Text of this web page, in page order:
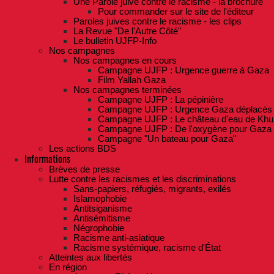
Pour commander sur le site de l'éditeur
Paroles juives contre le racisme - les clips
La Revue "De l'Autre Côté"
Le bulletin UJFP-Info
Nos campagnes
Nos campagnes en cours
Campagne UJFP : Urgence guerre à Gaza
Film Yallah Gaza
Nos campagnes terminées
Campagne UJFP : La pépinière
Campagne UJFP : Urgence Gaza déplacés
Campagne UJFP : Le château d'eau de
Campagne UJFP : De l'oxygène pour Gaza
Campagne "Un bateau pour Gaza"
Les actions BDS
Informations
Brèves de presse
Lutte contre les racismes et les discriminations
Sans-papiers, réfugiés, migrants, exilés
Islamophobie
Antitsiganisme
Antisémitisme
Négrophobie
Racisme anti-asiatique
Racisme systémique, racisme d'État
Atteintes aux libertés
En région